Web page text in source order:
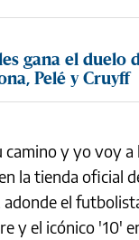
gana el duelo
Pelé y Cruyff
camino y yo voy a
la tienda oficial
el
y el icónico '10'